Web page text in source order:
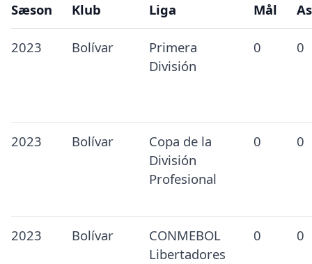
Sæson Klub Liga Mål
2023 Bolívar
Primera
División
0 0
2023 Bolívar
Copa de la
División
Profesional
0 0
2023 Bolívar
CONMEBOL
Libertadores
0 0